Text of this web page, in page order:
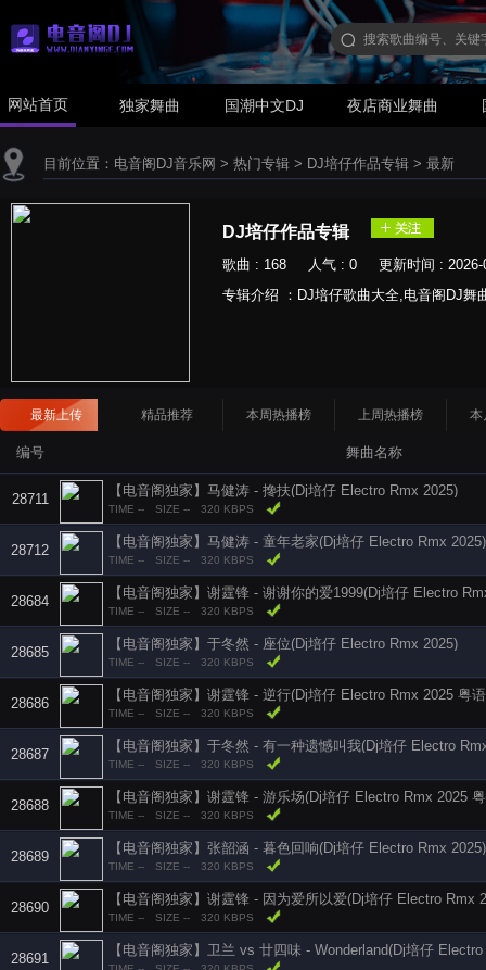
网站首页 独家舞曲 国潮中文DJ 夜店商业舞曲
目前位置： 电音阁DJ音乐网 > 热门专辑 > DJ培仔作品专辑 > 最新
DJ培仔作品专辑
歌曲 : 168 人气 : 0 更新时间 : 2026-
专辑介绍 ：DJ培仔歌曲大全,电音阁DJ舞
最新上传 精品推荐 本周热播榜 上周热播榜 本
编号 舞曲名称
28711
【电音阁独家】马健涛 - 搀扶(Dj培仔 Electro Rmx 2025)
TIME -- SIZE -- 320 KBPS
28712
【电音阁独家】马健涛 - 童年老家(Dj培仔 Electro Rmx 2025)
TIME -- SIZE -- 320 KBPS
28684
【电音阁独家】谢霆锋 - 谢谢你的爱1999(Dj培仔 Electro
TIME -- SIZE -- 320 KBPS
28685
【电音阁独家】于冬然 - 座位(Dj培仔 Electro Rmx 2025)
TIME -- SIZE -- 320 KBPS
28686
【电音阁独家】谢霆锋 - 逆行(Dj培仔 Electro Rmx 2025 粤
TIME -- SIZE -- 320 KBPS
28687
【电音阁独家】于冬然 - 有一种遗憾叫我(Dj培仔 Electro
TIME -- SIZE -- 320 KBPS
28688
【电音阁独家】谢霆锋 - 游乐场(Dj培仔 Electro Rmx 2025
TIME -- SIZE -- 320 KBPS
28689
【电音阁独家】张韶涵 - 暮色回响(Dj培仔 Electro Rmx 2025)
TIME -- SIZE -- 320 KBPS
28690
【电音阁独家】谢霆锋 - 因为爱所以爱(Dj培仔 Electro Rmx
TIME -- SIZE -- 320 KBPS
28691
【电音阁独家】卫兰 vs 廿四味 - Wonderland(Dj培仔